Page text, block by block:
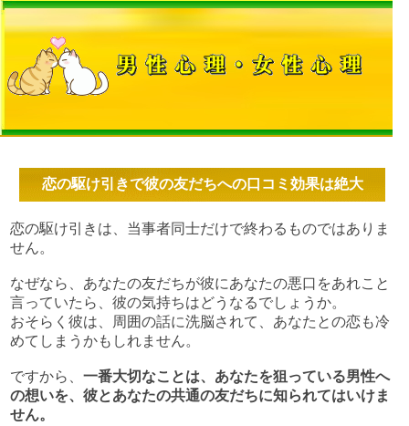
恋の駆け引きで彼の友だちへの口コミ効果は絶大
恋の駆け引きは、当事者同士だけで終わるものではありま
せん。
なぜなら、あなたの友だちが彼にあなたの悪口をあれこと
言っていたら、彼の気持ちはどうなるでしょうか。
おそらく彼は、周囲の話に洗脳されて、あなたとの恋も冷
めてしまうかもしれません。
ですから、 一番大切なことは、あなたを狙っている男性へ
の想いを、彼とあなたの共通の友だちに知られてはいけま
せん。